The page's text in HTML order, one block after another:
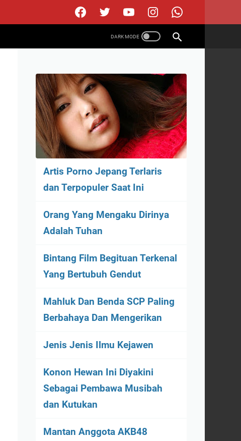
Artis Porno Jepang Terlaris
dan Terpopuler Saat Ini
Orang Yang Mengaku Dirinya
Adalah Tuhan
Bintang Film Begituan Terkenal
Yang Bertubuh Gendut
Mahluk Dan Benda SCP Paling
Berbahaya Dan Mengerikan
Jenis Jenis Ilmu Kejawen
Konon Hewan Ini Diyakini
Sebagai Pembawa Musibah
dan Kutukan
Mantan Anggota AKB48